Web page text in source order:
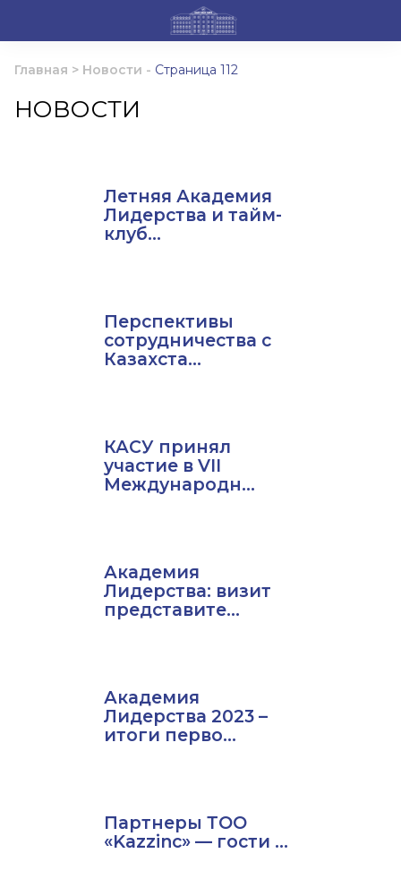
Главная > Новости - Страница 112
НОВОСТИ
Летняя Академия
Лидерства и тайм-
клуб...
Перспективы
сотрудничества с
Казахста...
КАСУ принял
участие в VII
Международн...
Академия
Лидерства: визит
представите...
Академия
Лидерства 2023 –
итоги перво...
Партнеры ТОО
«Kazzinc» — гости ...